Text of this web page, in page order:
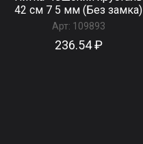
42 см 7 5 мм (Без замка)
Арт: 109893
236.54 ₽